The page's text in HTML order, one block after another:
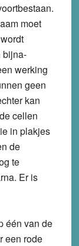
moet
bijna-
werking
geen
kan
cellen
in plakjes
de
te
Er is
één van de
een rode